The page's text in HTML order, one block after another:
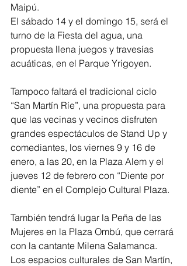
Maipú.
El sábado 14 y el domingo 15, será el
turno de la Fiesta del agua, una
propuesta llena juegos y travesías
acuáticas, en el Parque Yrigoyen.
Tampoco faltará el tradicional ciclo
“San Martín Ríe”, una propuesta para
que las vecinas y vecinos disfruten
grandes espectáculos de Stand Up y
comediantes, los viernes 9 y 16 de
enero, a las 20, en la Plaza Alem y el
jueves 12 de febrero con “Diente por
diente” en el Complejo Cultural Plaza.
También tendrá lugar la Peña de las
Mujeres en la Plaza Ombú, que cerrará
con la cantante Milena Salamanca.
Los espacios culturales de San Martín,